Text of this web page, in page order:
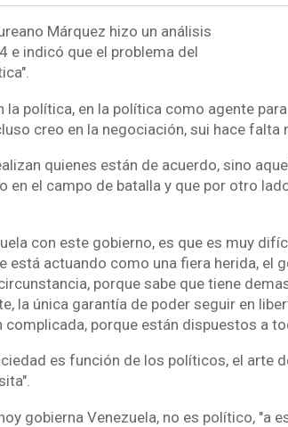
Márquez hizo un análisis
e indicó que el problema del
la política, en la política como agente
creo en la negociación, sui hace falta
quienes están de acuerdo, sino
en el campo de batalla y que por otro
con este gobierno, es que es muy
está actuando como una fiera herida, el
porque sabe que tiene
la única garantía de poder seguir en
porque están dispuestos a
es función de los políticos, el arte
gobierna Venezuela, no es político, "a